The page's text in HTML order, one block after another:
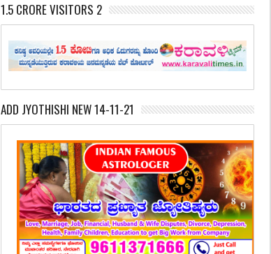
1.5 CRORE VISITORS 2
ADD JYOTHISHI NEW 14-11-21